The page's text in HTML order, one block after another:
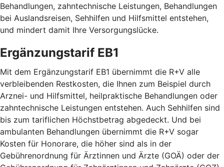
Behandlungen, zahntechnische Leistungen, Behandlungen
bei Auslandsreisen, Sehhilfen und Hilfsmittel entstehen,
und mindert damit Ihre Versorgungslücke.
Ergänzungstarif EB1
Mit dem Ergänzungstarif EB1 übernimmt die R+V alle
verbleibenden Restkosten, die Ihnen zum Beispiel durch
Arznei- und Hilfsmittel, heilpraktische Behandlungen oder
zahntechnische Leistungen entstehen. Auch Sehhilfen sind
bis zum tariflichen Höchstbetrag abgedeckt. Und bei
ambulanten Behandlungen übernimmt die R+V sogar
Kosten für Honorare, die höher sind als in der
Gebührenordnung für Ärztinnen und Ärzte (GOÄ) oder der